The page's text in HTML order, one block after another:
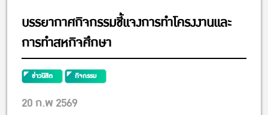
บรรยากาศกิจกรรมชี้แจงการทำโครงงานและ
การทำสหกิจศึกษา
ข่าวนิสิต กิจกรรม
20 ก.พ 2569